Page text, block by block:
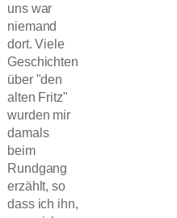
uns war
niemand
dort. Viele
Geschichten
über "den
alten Fritz"
wurden mir
damals
beim
Rundgang
erzählt, so
dass ich ihn,